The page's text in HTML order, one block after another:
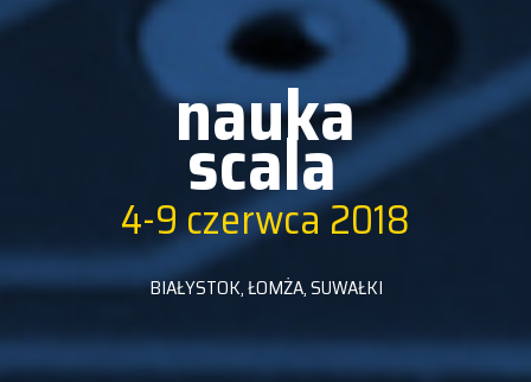
nauka
scala
4-9czerwca2018
BIAŁYSTOK, ŁOMŻA, SUWAŁKI